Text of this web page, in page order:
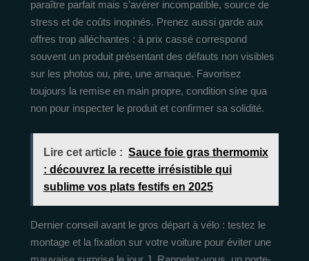
paraître parfait mais s’avérer incompatible, source de
stress et de coûts inopinés. Prenez aussi garde aux
offres trop alléchantes : à prix cassé correspond
souvent un produit présentant des défauts non visibles
sur les photos ou, pire, une arnaque. Favorisez
toujours la remise en main propre, condition sine qua
non pour inspecter le produit et confirmer sa solidité.
Lire cet article : Sauce foie gras thermomix
: découvrez la recette irrésistible qui
sublime vos plats festifs en 2025
Dernier conseil avant le gros départ à vélo : testez le
montage et la fixation sur votre voiture pour éviter une